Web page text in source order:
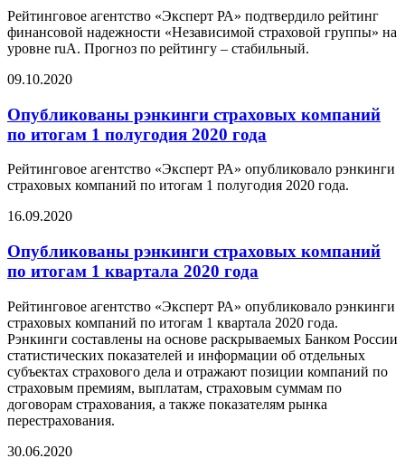
Рейтинговое агентство «Эксперт РА» подтвердило рейтинг
финансовой надежности «Независимой страховой группы» на
уровне ruA. Прогноз по рейтингу – стабильный.
09.10.2020
Опубликованы рэнкинги страховых компаний
по итогам 1 полугодия 2020 года
Рейтинговое агентство «Эксперт РА» опубликовало рэнкинги
страховых компаний по итогам 1 полугодия 2020 года.
16.09.2020
Опубликованы рэнкинги страховых компаний
по итогам 1 квартала 2020 года
Рейтинговое агентство «Эксперт РА» опубликовало рэнкинги
страховых компаний по итогам 1 квартала 2020 года.
Рэнкинги составлены на основе раскрываемых Банком России
статистических показателей и информации об отдельных
субъектах страхового дела и отражают позиции компаний по
страховым премиям, выплатам, страховым суммам по
договорам страхования, а также показателям рынка
перестрахования.
30.06.2020